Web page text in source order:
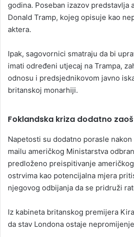
godina. Poseban izazov predstavlja
Donald Tramp, kojeg opisuje kao
aktera.
Ipak, sagovornici smatraju da bi
imati određeni utjecaj na Trampa,
odnosu i predsjednikovom javno
britanskoj monarhiji.
Foklandska kriza dodatno
Napetosti su dodatno porasle
mailu američkog Ministarstva
predloženo preispitivanje
ostrvima kao potencijalna mjera
njegovog odbijanja da se pridruži
Iz kabineta britanskog premijera
da stav Londona ostaje